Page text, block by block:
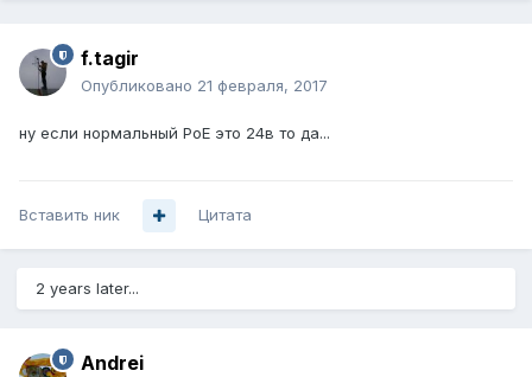
f.tagir
Опубликовано 21 февраля, 2017
ну если нормальный РоЕ это 24в то да...
Вставить ник Цитата
2 years later...
Andrei